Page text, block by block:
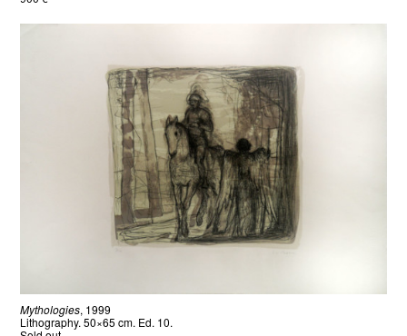
Mythologies, 1999
Lithography. 50×65 cm. Ed. 10.